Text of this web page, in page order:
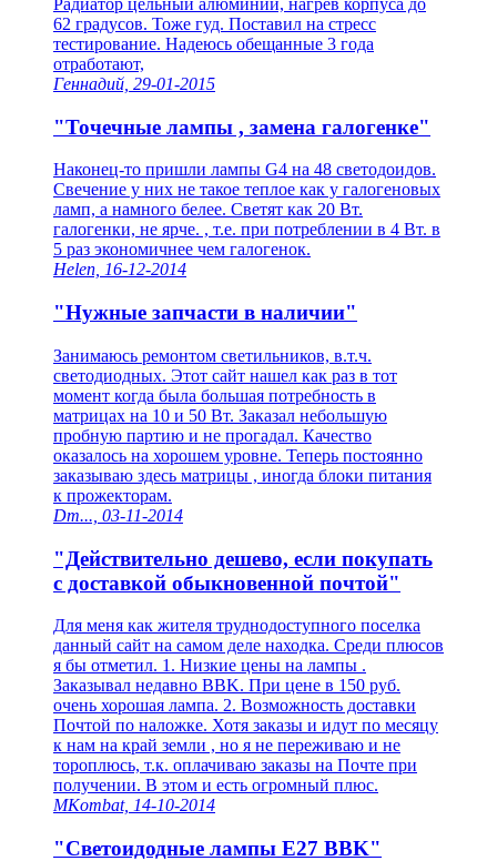
Радиатор цельный алюминий, нагрев корпуса до
62 градусов. Тоже гуд. Поставил на стресс
тестирование. Надеюсь обещанные 3 года
отработают,
Геннадий, 29-01-2015
"Точечные лампы , замена галогенке"
Наконец-то пришли лампы G4 на 48 светодоидов.
Свечение у них не такое теплое как у галогеновых
ламп, а намного белее. Светят как 20 Вт.
галогенки, не ярче. , т.е. при потреблении в 4 Вт. в
5 раз экономичнее чем галогенок.
Helen, 16-12-2014
"Нужные запчасти в наличии"
Занимаюсь ремонтом светильников, в.т.ч.
светодиодных. Этот сайт нашел как раз в тот
момент когда была большая потребность в
матрицах на 10 и 50 Вт. Заказал небольшую
пробную партию и не прогадал. Качество
оказалось на хорошем уровне. Теперь постоянно
заказываю здесь матрицы , иногда блоки питания
к прожекторам.
Dm..., 03-11-2014
"Действительно дешево, если покупать
с доставкой обыкновенной почтой"
Для меня как жителя труднодоступного поселка
данный сайт на самом деле находка. Среди плюсов
я бы отметил. 1. Низкие цены на лампы .
Заказывал недавно BBK. При цене в 150 руб.
очень хорошая лампа. 2. Возможность доставки
Почтой по наложке. Хотя заказы и идут по месяцу
к нам на край земли , но я не переживаю и не
тороплюсь, т.к. оплачиваю заказы на Почте при
получении. В этом и есть огромный плюс.
MKombat, 14-10-2014
"Светоидодные лампы E27 BBK"